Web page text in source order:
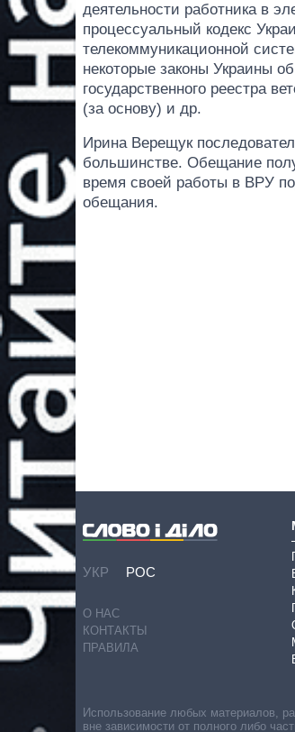
деятельности работника в
процессуальный кодекс
телекоммуникационной
некоторые законы Украины
государственного реестра
(за основу) и др.
Ирина Верещук
большинстве. Обещание
время своей работы в ВРУ
обещания.
УКР РОС
О НАС
КОНТАКТЫ
ПРАВИЛА
Использование любых материалов,
вне зависимости от полного либо